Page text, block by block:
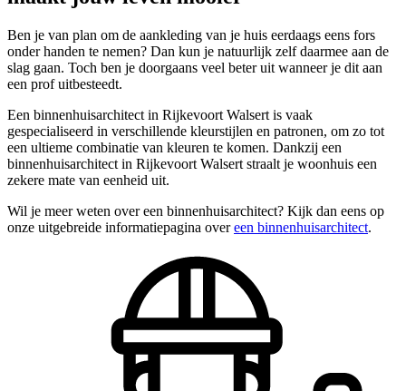
Ben je van plan om de aankleding van je huis eerdaags eens fors
onder handen te nemen? Dan kun je natuurlijk zelf daarmee aan de
slag gaan. Toch ben je doorgaans veel beter uit wanneer je dit aan
een prof uitbesteedt.
Een binnenhuisarchitect in Rijkevoort Walsert is vaak
gespecialiseerd in verschillende kleurstijlen en patronen, om zo tot
een ultieme combinatie van kleuren te komen. Dankzij een
binnenhuisarchitect in Rijkevoort Walsert straalt je woonhuis een
zekere mate van eenheid uit.
Wil je meer weten over een binnenhuisarchitect? Kijk dan eens op
onze uitgebreide informatiepagina overeen binnenhuisarchitect.